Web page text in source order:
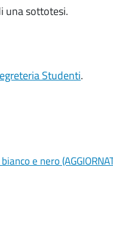
una sottotesi.
Studenti.
e nero